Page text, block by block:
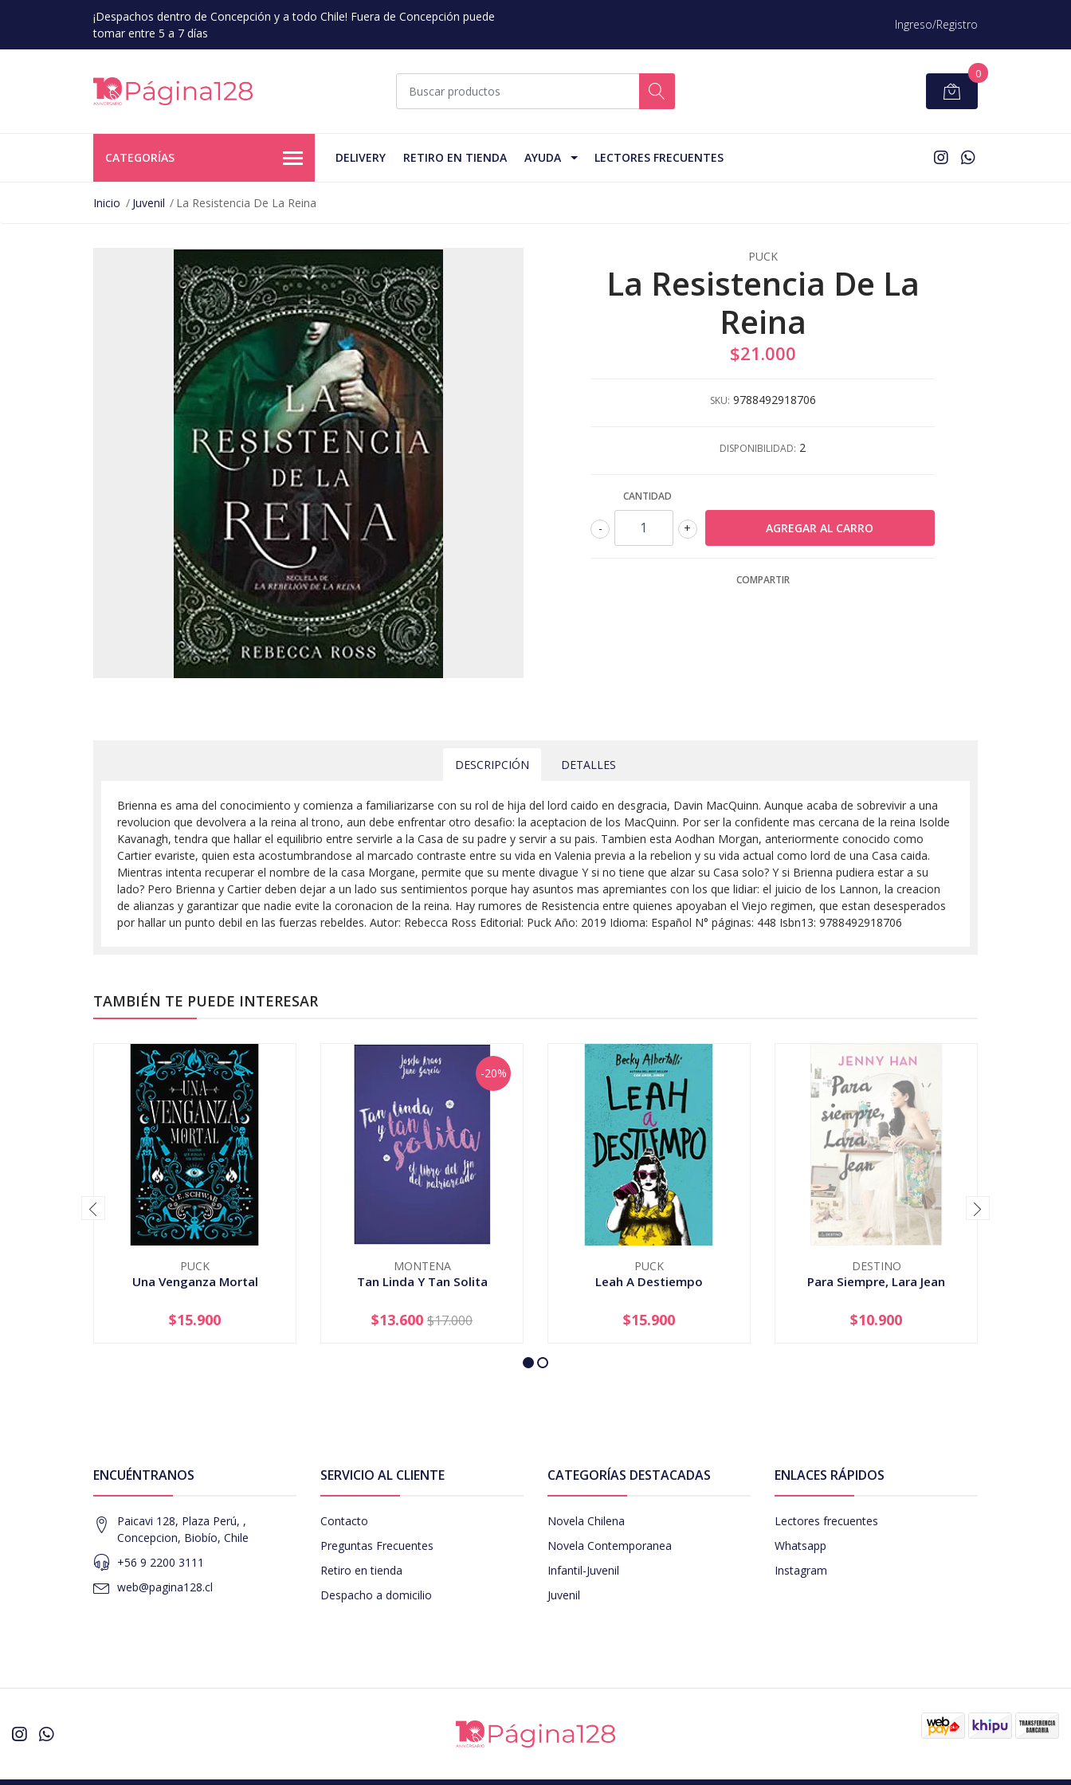
¡Despachos dentro de Concepción y a todo Chile! Fuera de Concepción puede
tomar entre 5 a 7 días
Ingreso/Registro
0
CATEGORÍAS DELIVERY RETIRO EN TIENDA AYUDA LECTORES FRECUENTES
Inicio Juvenil La Resistencia De La Reina
PUCK
La Resistencia De La
Reina
$21.000
SKU: 9788492918706
DISPONIBILIDAD: 2
CANTIDAD
+
-
COMPARTIR
DESCRIPCIÓN DETALLES
Brienna es ama del conocimiento y comienza a familiarizarse con su rol de hija del lord caido en desgracia, Davin MacQuinn. Aunque acaba de sobrevivir a una
revolucion que devolvera a la reina al trono, aun debe enfrentar otro desafio: la aceptacion de los MacQuinn. Por ser la confidente mas cercana de la reina Isolde
Kavanagh, tendra que hallar el equilibrio entre servirle a la Casa de su padre y servir a su pais. Tambien esta Aodhan Morgan, anteriormente conocido como
Cartier evariste, quien esta acostumbrandose al marcado contraste entre su vida en Valenia previa a la rebelion y su vida actual como lord de una Casa caida.
Mientras intenta recuperar el nombre de la casa Morgane, permite que su mente divague Y si no tiene que alzar su Casa solo? Y si Brienna pudiera estar a su
lado? Pero Brienna y Cartier deben dejar a un lado sus sentimientos porque hay asuntos mas apremiantes con los que lidiar: el juicio de los Lannon, la creacion
de alianzas y garantizar que nadie evite la coronacion de la reina. Hay rumores de Resistencia entre quienes apoyaban el Viejo regimen, que estan desesperados
por hallar un punto debil en las fuerzas rebeldes. Autor: Rebecca Ross Editorial: Puck Año: 2019 Idioma: Español N° páginas: 448 Isbn13: 9788492918706
TAMBIÉN TE PUEDE INTERESAR
PUCK
Una Venganza Mortal
+
$15.900
-20%
MONTENA
Tan Linda Y Tan Solita
+
$13.600 $17.000
PUCK
Leah A Destiempo
+
$15.900
DESTINO
Para Siempre, Lara Jean
AGOTADO
$10.900
ENCUÉNTRANOS
Paicavi 128, Plaza Perú, ,
Concepcion, Biobío, Chile
+56 9 2200 3111
web@pagina128.cl
SERVICIO AL CLIENTE
Contacto
Preguntas Frecuentes
Retiro en tienda
Despacho a domicilio
CATEGORÍAS DESTACADAS
Novela Chilena
Novela Contemporanea
Infantil-Juvenil
Juvenil
ENLACES RÁPIDOS
Lectores frecuentes
Whatsapp
Instagram